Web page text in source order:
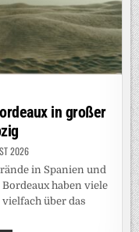
in großer
2026
in Spanien und
haben viele
über das